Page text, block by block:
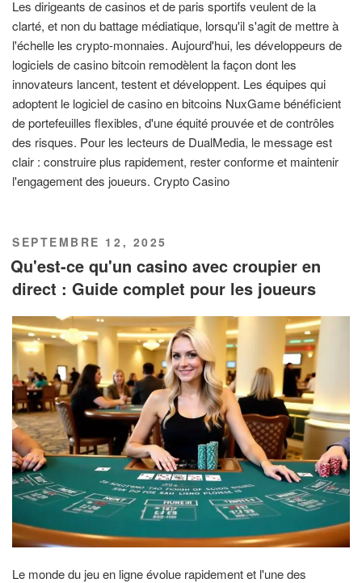
Les dirigeants de casinos et de paris sportifs veulent de la
clarté, et non du battage médiatique, lorsqu'il s'agit de mettre à
l'échelle les crypto-monnaies. Aujourd'hui, les développeurs de
logiciels de casino bitcoin remodèlent la façon dont les
innovateurs lancent, testent et développent. Les équipes qui
adoptent le logiciel de casino en bitcoins NuxGame bénéficient
de portefeuilles flexibles, d'une équité prouvée et de contrôles
des risques. Pour les lecteurs de DualMedia, le message est
clair : construire plus rapidement, rester conforme et maintenir
l'engagement des joueurs. Crypto Casino
PUBLIÉ
LE
SEPTEMBRE 12, 2025
Qu'est-ce qu'un casino avec croupier en
direct : Guide complet pour les joueurs
Le monde du jeu en ligne évolue rapidement et l'une des